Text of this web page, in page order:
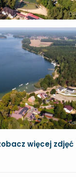
więcej zdjęć